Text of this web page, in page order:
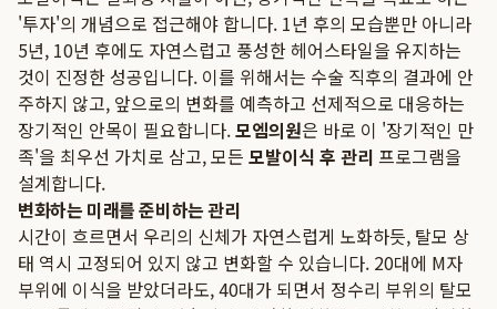
'투자'의 개념으로 접근해야 합니다. 1년 후의 모습뿐만 아니라
5년, 10년 후에도 자연스럽고 풍성한 헤어스타일을 유지하는
것이 진정한 성공입니다. 이를 위해서는 수술 직후의 결과에 안
주하지 않고, 앞으로의 변화를 예측하고 선제적으로 대응하는
장기적인 안목이 필요합니다.모엠의원은 바로 이 '장기적인 만
족'을 최우선 가치로 삼고, 모든 모발이식 후 관리 프로그램을
설계합니다.
변화하는 미래를 준비하는 관리
시간이 흐르면서 우리의 신체가 자연스럽게 노화하듯, 탈모 상
태 역시 고정되어 있지 않고 변화할 수 있습니다. 20대에 M자
부위에 이식을 받았더라도, 40대가 되면서 정수리 부위의 탈모